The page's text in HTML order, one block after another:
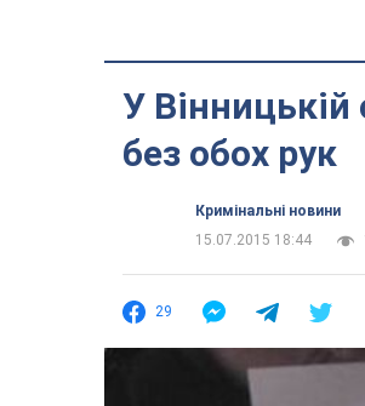
У Вінницькій
без обох рук
Кримінальні новини
15.07.2015 18:44
29